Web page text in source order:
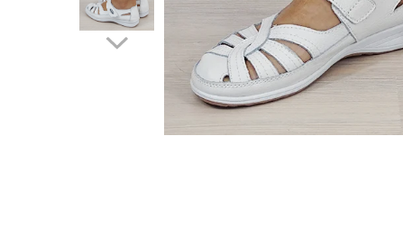
Incaltaminte toamna-iarna piele